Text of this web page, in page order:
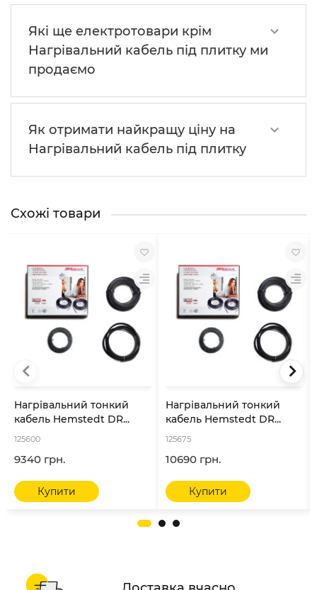
Які ще електротовари крім
Нагрівальний кабель під плитку ми
продаємо
Як отримати найкращу ціну на
Нагрівальний кабель під плитку
Схожі товари
Нагрівальний тонкий
кабель Hemstedt DR...
125600
9340 грн.
Купити
Нагрівальний тонкий
кабель Hemstedt DR...
125675
10690 грн.
Купити